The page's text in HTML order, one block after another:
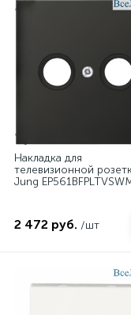
Накладка для
телевизионной
Jung
2 472 руб. /шт